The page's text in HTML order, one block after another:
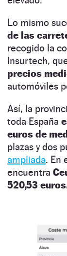
Lo mismo
de las
recogido la
Insurtech,
precios
automóviles
Así, la
toda España
euros de
plazas y dos
ampliada. En
encuentra
520,53